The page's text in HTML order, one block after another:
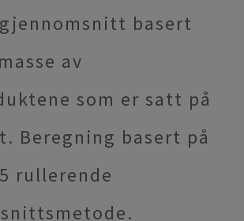
basert
av
som er satt på
Beregning basert på
rullerende